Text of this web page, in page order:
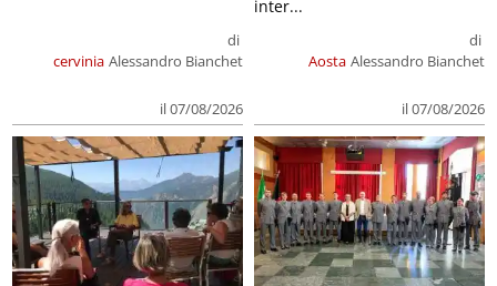
cervinia
di
Alessandro Bianchet
il 07/08/2026
Aosta
di
Alessandro Bianchet
il 07/08/2026
inter...